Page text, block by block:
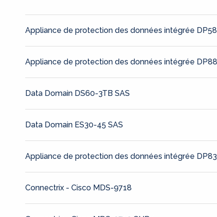
Appliance de protection des données intégrée
Appliance de protection des données intégrée
Data Domain DS60-3TB SAS
Data Domain ES30-45 SAS
Appliance de protection des données intégrée
Connectrix - Cisco MDS-9718